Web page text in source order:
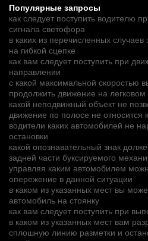
Популярные запросы
как следует поступить водителю
сигнала светофора
в каких из перечисленных
на гибкой сцепке
как вам следует поступить при
направлении
с какой максимальной скоростью
продолжить движение на
какой неподвижный объект не
движение по полосе не относится
водители каких автомобилей не
остановки
какой опознавательный знак
задней части буксируемого
управляя каким автомобилем
опережение в данной ситуации
в каком из указанных мест вы
автомобиль на стоянку
как вам следует поступить при
в каком из указанных мест вам
сплошную линию разметки и